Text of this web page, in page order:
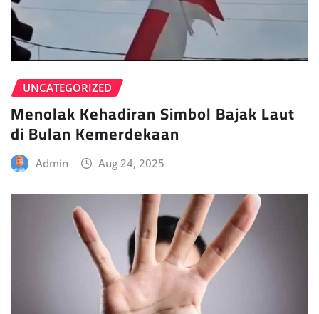
UNCATEGORIZED
Menolak Kehadiran Simbol Bajak Laut
di Bulan Kemerdekaan
Admin Aug 24, 2025